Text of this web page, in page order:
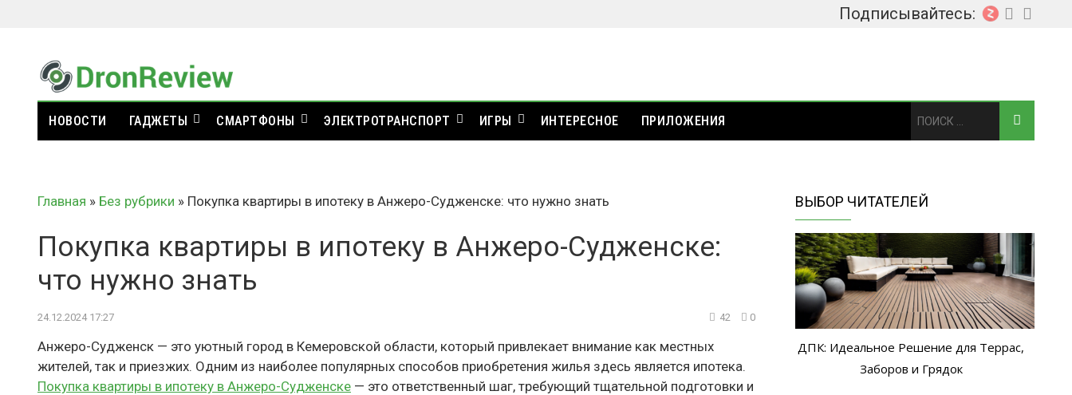
Подписывайтесь:
НОВОСТИ ГАДЖЕТЫ СМАРТФОНЫ ЭЛЕКТРОТРАНСПОРТ ИГРЫ ИНТЕРЕСНОЕ ПРИЛОЖЕНИЯ
Главная » Без рубрики » Покупка квартиры в ипотеку в Анжеро-Судженске: что нужно знать
Покупка квартиры в ипотеку в Анжеро-Судженске:
что нужно знать
24.12.2024 17:27 42 0
Анжеро-Судженск — это уютный город в Кемеровской области, который привлекает внимание как местных
жителей, так и приезжих. Одним из наиболее популярных способов приобретения жилья здесь является ипотека.
Покупка квартиры в ипотеку в Анжеро-Судженске — это ответственный шаг, требующий тщательной подготовки и
ВЫБОР ЧИТАТЕЛЕЙ
ДПК: Идеальное Решение для Террас,
Заборов и Грядок